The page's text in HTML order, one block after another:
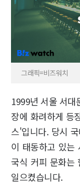
그래픽=비즈워치
1999년 서울 서대
장에 화려하게 등
스'입니다. 당시
이 태동하고 있는
국식 커피 문화는
일으켰습니다.